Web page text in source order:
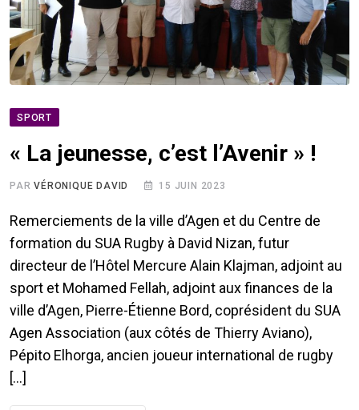
SPORT
« La jeunesse, c’est l’Avenir » !
PARVÉRONIQUE DAVID 15 JUIN 2023
Remerciements de la ville d’Agen et du Centre de
formation du SUA Rugby à David Nizan, futur
directeur de l’Hôtel Mercure Alain Klajman, adjoint au
sport et Mohamed Fellah, adjoint aux finances de la
ville d’Agen, Pierre-Étienne Bord, coprésident du SUA
Agen Association (aux côtés de Thierry Aviano),
Pépito Elhorga, ancien joueur international de rugby
[…]